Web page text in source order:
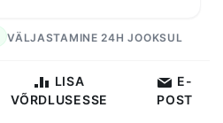
VÄLJASTAMINE 24H JOOKSUL
LISA
VÕRDLUSESSE
E-
POST